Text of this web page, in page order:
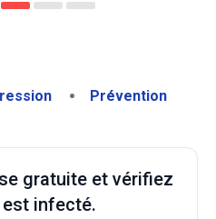
Prévention
gratuite et vérifiez
infecté.